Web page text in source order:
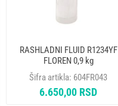
RASHLADNI FLUID R1234YF
FLOREN 0,9 kg
Šifra artikla: 604FR043
6.650,00 RSD